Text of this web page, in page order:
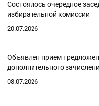
Состоялось очередное
избирательной комиссии
20.07.2026
Объявлен прием
дополнительного
08.07.2026